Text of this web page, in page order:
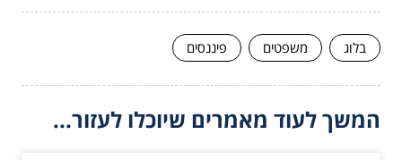
בלוג משפטים פיננסים
המשך לעוד מאמרים שיוכלו לעזור...